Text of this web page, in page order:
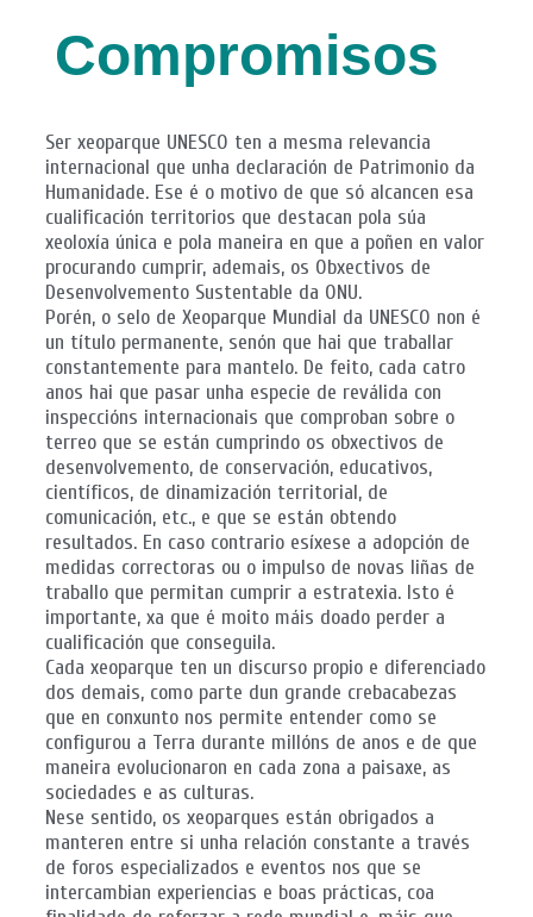
Compromisos
Ser xeoparque UNESCO ten a mesma relevancia
internacional que unha declaración de Patrimonio da
Humanidade. Ese é o motivo de que só alcancen esa
cualificación territorios que destacan pola súa
xeoloxía única e pola maneira en que a poñen en valor
procurando cumprir, ademais, os Obxectivos de
Desenvolvemento Sustentable da ONU.
Porén, o selo de Xeoparque Mundial da UNESCO non é
un título permanente, senón que hai que traballar
constantemente para mantelo. De feito, cada catro
anos hai que pasar unha especie de reválida con
inspeccións internacionais que comproban sobre o
terreo que se están cumprindo os obxectivos de
desenvolvemento, de conservación, educativos,
científicos, de dinamización territorial, de
comunicación, etc., e que se están obtendo
resultados. En caso contrario esíxese a adopción de
medidas correctoras ou o impulso de novas liñas de
traballo que permitan cumprir a estratexia. Isto é
importante, xa que é moito máis doado perder a
cualificación que conseguila.
Cada xeoparque ten un discurso propio e diferenciado
dos demais, como parte dun grande crebacabezas
que en conxunto nos permite entender como se
configurou a Terra durante millóns de anos e de que
maneira evolucionaron en cada zona a paisaxe, as
sociedades e as culturas.
Nese sentido, os xeoparques están obrigados a
manteren entre si unha relación constante a través
de foros especializados e eventos nos que se
intercambian experiencias e boas prácticas, coa